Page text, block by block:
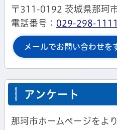
〒311-0192 茨城県那珂
電話番号： 029-298-1111
メールでお問い合わせを
アンケート
那珂市ホームページをよ